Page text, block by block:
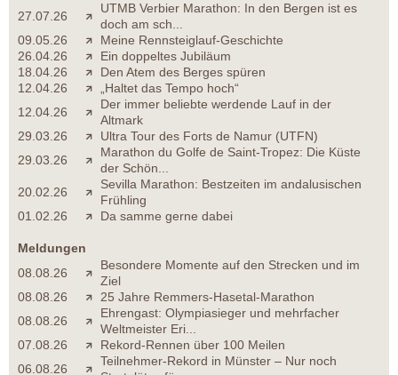
27.07.26
UTMB Verbier Marathon: In den Bergen ist es
doch am sch...
09.05.26
Meine Rennsteiglauf-Geschichte
26.04.26
Ein doppeltes Jubiläum
18.04.26
Den Atem des Berges spüren
12.04.26
„Haltet das Tempo hoch“
12.04.26
Der immer beliebte werdende Lauf in der
Altmark
29.03.26
Ultra Tour des Forts de Namur (UTFN)
29.03.26
Marathon du Golfe de Saint-Tropez: Die Küste
der Schön...
20.02.26
Sevilla Marathon: Bestzeiten im andalusischen
Frühling
01.02.26
Da samme gerne dabei
Meldungen
08.08.26
Besondere Momente auf den Strecken und im
Ziel
08.08.26
25 Jahre Remmers-Hasetal-Marathon
08.08.26
Ehrengast: Olympiasieger und mehrfacher
Weltmeister Eri...
07.08.26
Rekord-Rennen über 100 Meilen
06.08.26
Teilnehmer-Rekord in Münster – Nur noch